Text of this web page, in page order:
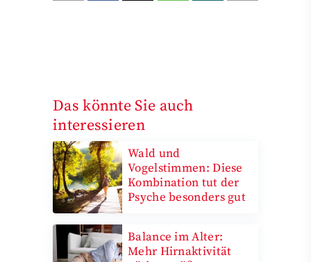
Das könnte Sie auch
interessieren
Wald und
Vogelstimmen: Diese
Kombination tut der
Psyche besonders gut
Balance im Alter:
Mehr Hirnaktivität